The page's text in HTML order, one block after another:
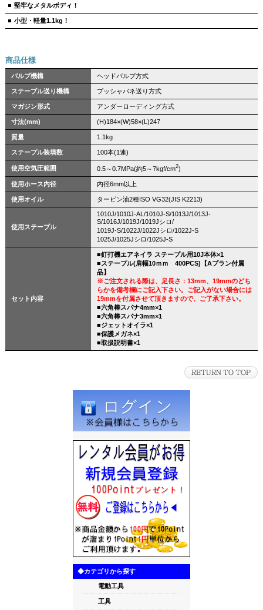
堅牢なメタルボディ！
小型・軽量1.1kg！
商品仕様
バルブ機構 ヘッドバルブ方式
ステーブル送り機構 プッシャバネ送り方式
マガジン形式 アンダーローディング方式
寸法(mm) (H)184×(W)58×(L)247
質量 1.1kg
ステープル装填数 100本(1連)
使用空気圧範囲 0.5～0.7MPa(約5～7kgf/cm2)
使用ホース内径 内径6mm以上
使用オイル タービン油2種ISO VG32(JIS K2213)
使用ステーブル
1010J/1010J-AL/1010J-S/1013J/1013J-
S/1016J/1019J/1019Jシロ/
1019J-S/1022J/1022Jシロ/1022J-S
1025J/1025Jシロ/1025J-S
セット内容
■釘打機エアネイラ ステープル用10J本体×1
■ステープル(肩幅10ｍｍ 400PCS)【Aプラン付属
品】
※ご注文される際は、足長さ：13mm、19mmのどち
らかを備考欄にご記入下さい。ご記入がない場合には
19mmを付属させて頂きますので、ご了承下さい。
■六角棒スパナ4mm×1
■六角棒スパナ3mm×1
■ジェットオイラ×1
■保護メガネ×1
■取扱説明書×1
◆カテゴリから探す
電動工具
工具